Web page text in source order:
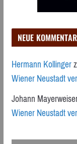
NEUE
Hermann Kollinger
Wiener Neustadt
Johann
Wiener Neustadt